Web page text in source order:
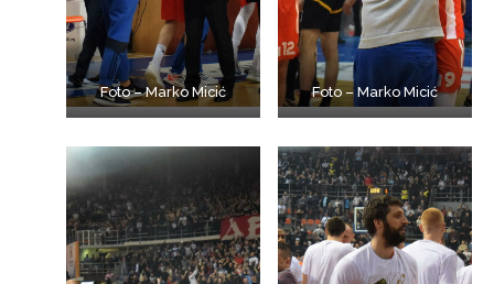
Foto – Marko Micić Foto – Marko Micić